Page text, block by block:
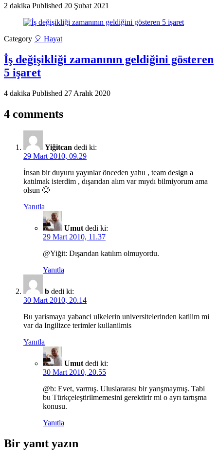
2 dakika Published 20 Şubat 2021
Category 🎈 Hayat
İş değişikliği zamanının geldiğini gösteren
5 işaret
4 dakika Published 27 Aralık 2020
4 comments
Yiğitcan dedi ki:
29 Mart 2010, 09.29
İnsan bir duyuru yayınlar önceden yahu , team design a
katılmak isterdim , dışarıdan alım var mıydı bilmiyorum ama
olsun 🙂
Yanıtla
Umut dedi ki:
29 Mart 2010, 11.37
@Yiğit: Dışarıdan katılım olmuyordu.
Yanıtla
b dedi ki:
30 Mart 2010, 20.14
Bu yarismaya yabanci ulkelerin universitelerinden katilim mi
var da Ingilizce terimler kullanilmis
Yanıtla
Umut dedi ki:
30 Mart 2010, 20.55
@b: Evet, varmış. Uluslararası bir yarışmaymış. Tabi
bu Türkçeleştirilmemesini gerektirir mi o ayrı tartışma
konusu.
Yanıtla
Bir yanıt yazın